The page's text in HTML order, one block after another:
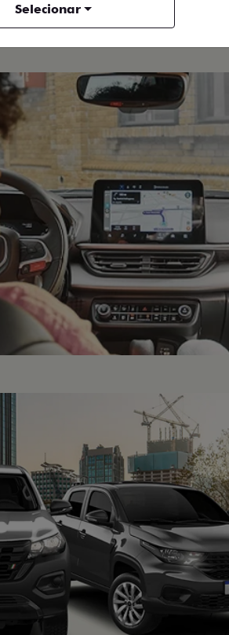
MOBI
MOBI TREKKING 1.0 2026
2026/2026
ÚLTIMAS UNIDADES
GRANDE CHANCE FIAT
PRODUTOR RURAL
De: R$ 87.990,00
R$ 77.290,00
Selecionar